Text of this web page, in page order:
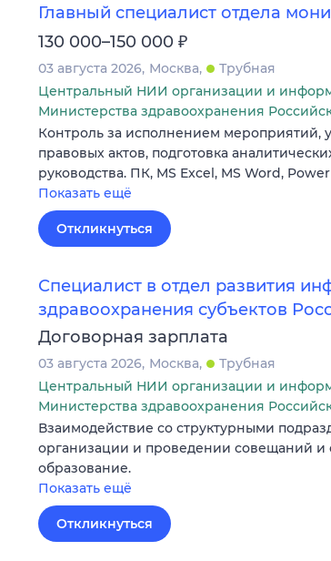
Главный специалист отдела
130 000–150 000 ₽
03 августа 2026 Москва
Трубная
Центральный НИИ организации и
Министерства здравоохранения
Контроль за исполнением мероприятий,
правовых актов, подготовка
руководства. ПК, MS Excel, MS Word,
Показать ещё
Откликнуться
Специалист в отдел развития
здравоохранения субъектов
Договорная зарплата
03 августа 2026 Москва
Трубная
Центральный НИИ организации и
Министерства здравоохранения
Взаимодействие со структурными
организации и проведении совещаний
образование.
Показать ещё
Откликнуться